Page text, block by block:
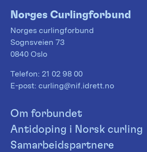
Norges Curlingforbund
Norges curlingforbund
Sognsveien 73
0840 Oslo
Telefon: 21 02 98 00
E-post: curling@nif.idrett.no
Om forbundet
Antidoping i Norsk curling
Samarbeidspartnere